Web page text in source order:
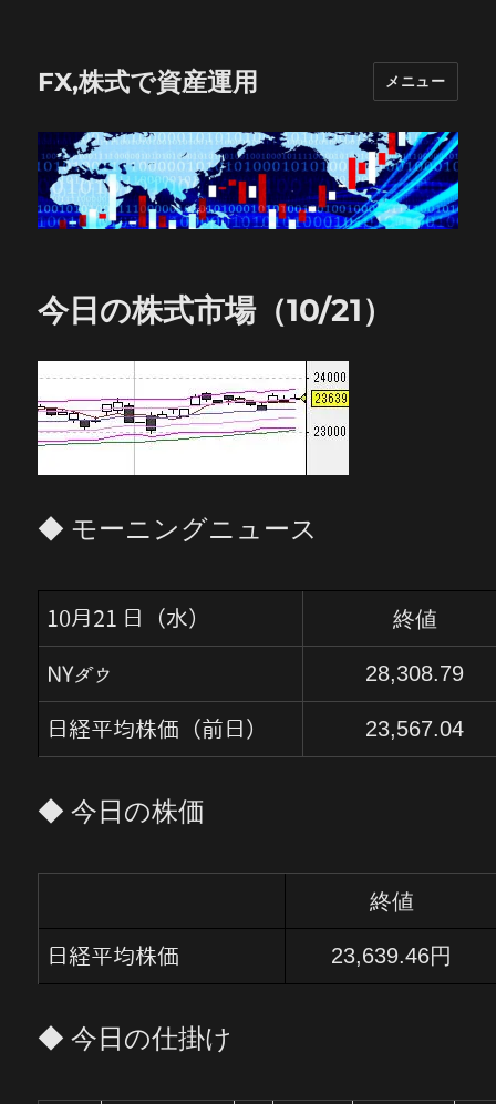
FX,株式で資産運用 メニュー
今日の株式市場（10/21）
◆ モーニングニュース
10月21 日（水） 終値
NYダウ 28,308.79
日経平均株価（前日） 23,567.04
◆ 今日の株価
終値
日経平均株価 23,639.46円
◆ 今日の仕掛け